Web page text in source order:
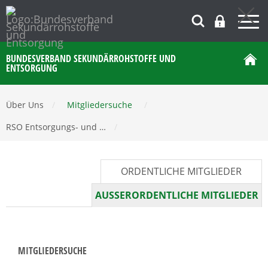
BUNDESVERBAND SEKUNDÄRROHSTOFFE UND
ENTSORGUNG
Über Uns Mitgliedersuche
RSO Entsorgungs- und …
ORDENTLICHE MITGLIEDER
AUSSERORDENTLICHE MITGLIEDER
MITGLIEDERSUCHE